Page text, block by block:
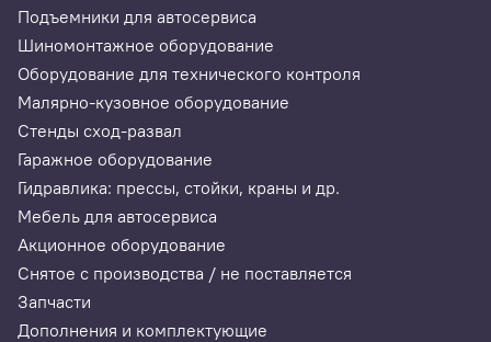
Подъемники для автосервиса
Шиномонтажное оборудование
Оборудование для технического контроля
Малярно-кузовное оборудование
Стенды сход-развал
Гаражное оборудование
Гидравлика: прессы, стойки, краны и др.
Мебель для автосервиса
Акционное оборудование
Снятое с производства / не поставляется
Запчасти
Дополнения и комплектующие